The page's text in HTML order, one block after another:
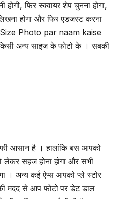
फिर स्क्वायर शेप चुनना होगा,
होगा और फिर एडजस्ट करना
Size Photo par naam kaise
अन्य साइज के फोटो के । सबकी
आसान है । हालांकि बस आपको
लेकर सहज होना होगा और सभी
। अन्य कई ऐप्स आपको प्ले स्टोर
मदद से आप फोटो पर डेट डाल